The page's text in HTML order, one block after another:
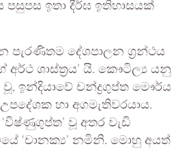
ඉතා දීර්ඝ ඉතිහාසයක්
පැරණිතම දේශපාලන ග්‍රන්ථය
ශාස්ත්‍රය’ යි. කෞටිල්‍ය යනු
වූ, ඉන්දියාවේ චන්ද්‍රගුප්ත මෞර්ය
උපදේශක හා අගමැතිවරයාය.
වූ අතර වැඩි
‘චානක්‍ය’ නමිනි. මොහු අයත්